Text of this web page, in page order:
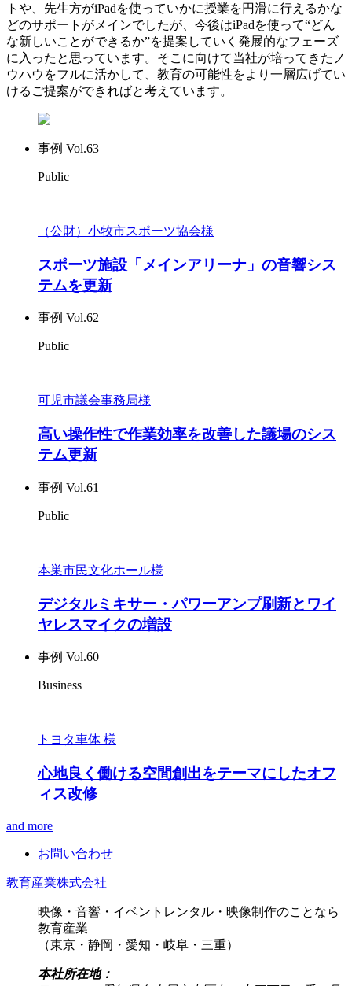
トや、先生方がiPadを使っていかに授業を円滑に行えるかな
どのサポートがメインでしたが、今後はiPadを使って“どん
な新しいことができるか”を提案していく発展的なフェーズ
に入ったと思っています。そこに向けて当社が培ってきたノ
ウハウをフルに活かして、教育の可能性をより一層広げてい
けるご提案ができればと考えています。
事例 Vol.63
Public
（公財）小牧市スポーツ協会様
スポーツ施設「メインアリーナ」の音響シス
テムを更新
事例 Vol.62
Public
可児市議会事務局様
高い操作性で作業効率を改善した議場のシス
テム更新
事例 Vol.61
Public
本巣市民文化ホール様
デジタルミキサー・パワーアンプ刷新とワイ
ヤレスマイクの増設
事例 Vol.60
Business
トヨタ車体 様
心地良く働ける空間創出をテーマにしたオフ
ィス改修
and more
お問い合わせ
教育産業株式会社
映像・音響・イベントレンタル・映像制作のことなら
教育産業
（東京・静岡・愛知・岐阜・三重）
本社所在地：